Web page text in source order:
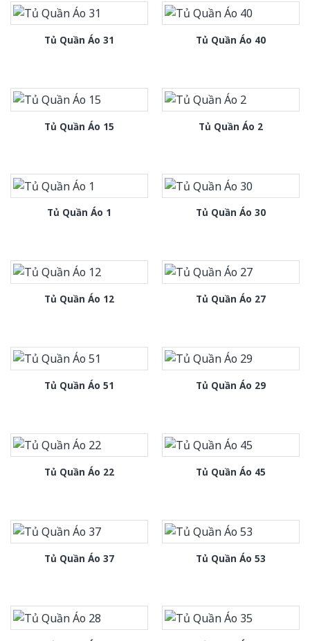
Tủ Quần Áo 31 Tủ Quần Áo 40
Tủ Quần Áo 15 Tủ Quần Áo 2
Tủ Quần Áo 1 Tủ Quần Áo 30
Tủ Quần Áo 12 Tủ Quần Áo 27
Tủ Quần Áo 51 Tủ Quần Áo 29
Tủ Quần Áo 22 Tủ Quần Áo 45
Tủ Quần Áo 37 Tủ Quần Áo 53